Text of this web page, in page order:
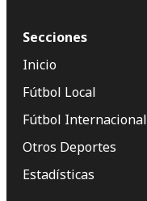
Secciones
Inicio
Fútbol Local
Fútbol Internacional
Otros Deportes
Estadísticas